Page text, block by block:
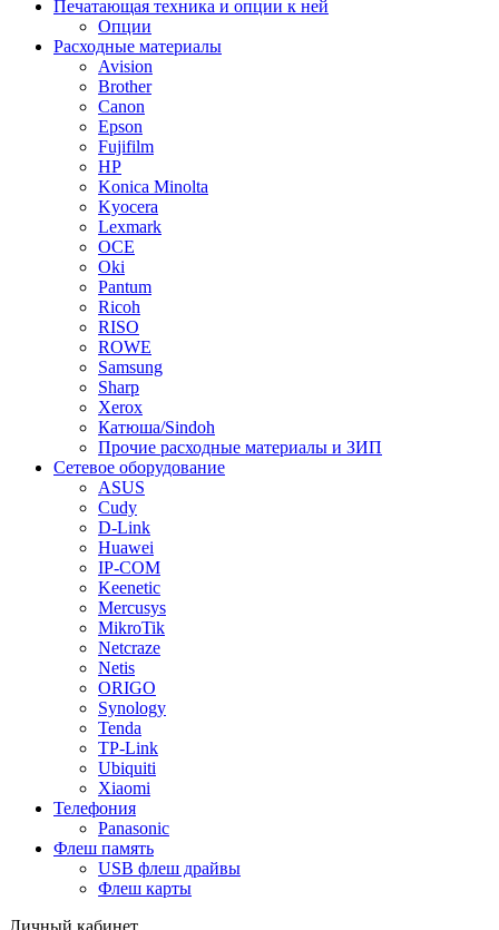
Печатающая техника и опции к ней
Опции
Расходные материалы
Avision
Brother
Canon
Epson
Fujifilm
HP
Konica Minolta
Kyocera
Lexmark
OCE
Oki
Pantum
Ricoh
RISO
ROWE
Samsung
Sharp
Xerox
Катюша/Sindoh
Прочие расходные материалы и ЗИП
Сетевое оборудование
ASUS
Cudy
D-Link
Huawei
IP-COM
Keenetic
Mercusys
MikroTik
Netcraze
Netis
ORIGO
Synology
Tenda
TP-Link
Ubiquiti
Xiaomi
Телефония
Panasonic
Флеш память
USB флеш драйвы
Флеш карты
Личный кабинет